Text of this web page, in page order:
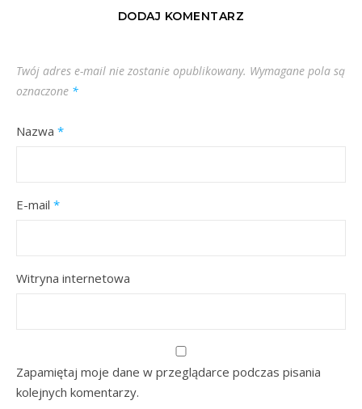
DODAJ KOMENTARZ
Twój adres e-mail nie zostanie opublikowany. Wymagane pola są
oznaczone *
Nazwa *
E-mail *
Witryna internetowa
Zapamiętaj moje dane w przeglądarce podczas pisania
kolejnych komentarzy.